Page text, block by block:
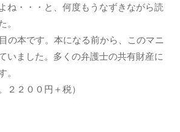
ね・・・と、何度もうなずきながら読
。
の本です。本になる前から、このマニ
いました。多くの弁護士の共有財産に
。
２２００円＋税）